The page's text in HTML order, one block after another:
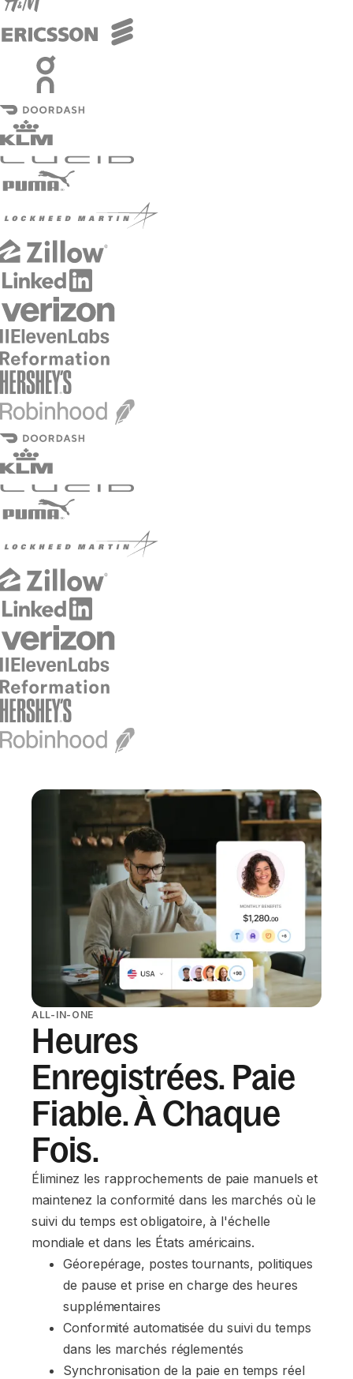
ALL-IN-ONE
Heures
Enregistrées. Paie
Fiable. À Chaque
Fois.
Éliminez les rapprochements de paie manuels et
maintenez la conformité dans les marchés où le
suivi du temps est obligatoire, à l'échelle
mondiale et dans les États américains.
Géorepérage, postes tournants, politiques
de pause et prise en charge des heures
supplémentaires
Conformité automatisée du suivi du temps
dans les marchés réglementés
Synchronisation de la paie en temps réel